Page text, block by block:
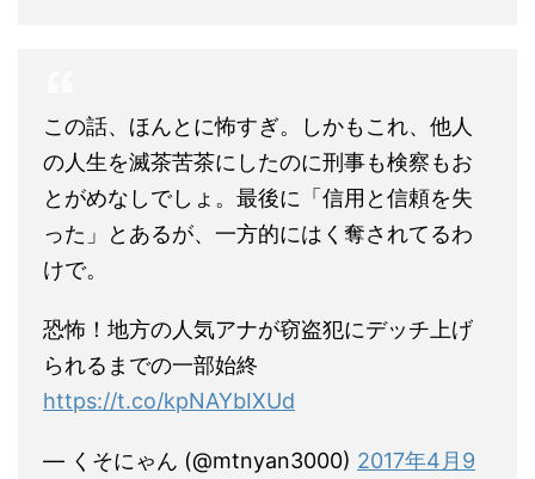
この話、ほんとに怖すぎ。しかもこれ、他人
の人生を滅茶苦茶にしたのに刑事も検察もお
とがめなしでしょ。最後に「信用と信頼を失
った」とあるが、一方的にはく奪されてるわ
けで。
恐怖！地方の人気アナが窃盗犯にデッチ上げ
られるまでの一部始終
https://t.co/kpNAYbIXUd
— くそにゃん (@mtnyan3000) 2017年4月9